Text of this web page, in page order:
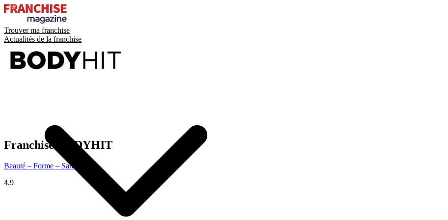
Trouver ma franchise
Actualités de la franchise
Franchise BODYHIT
Beauté – Forme – Santé
4,9